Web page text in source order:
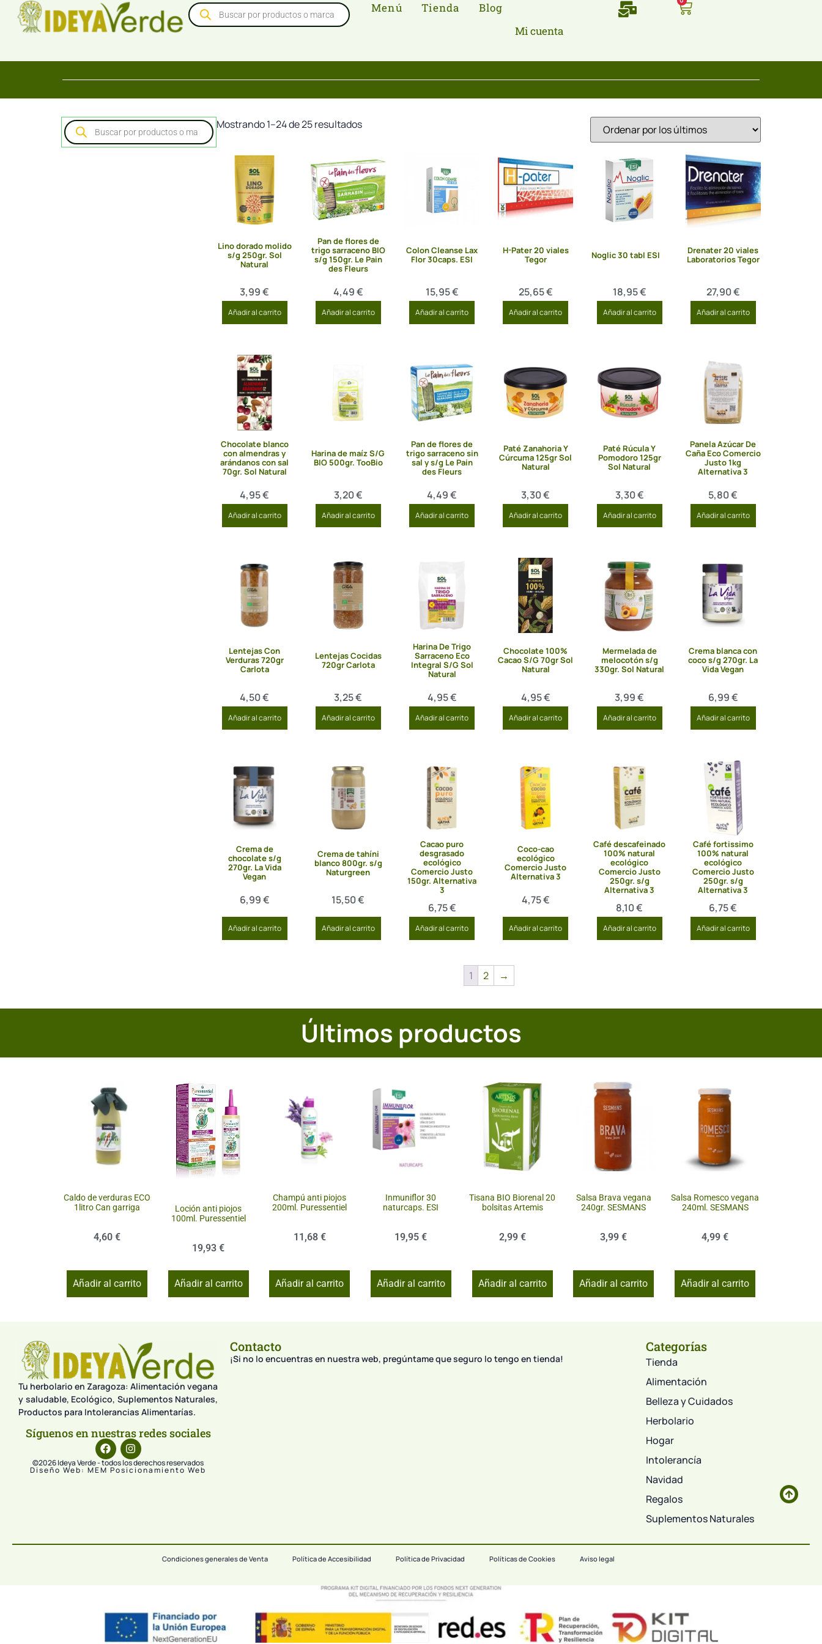
Menú Tienda
Blog
Mi cuenta
Mostrando 1–24 de 25 resultados
Lino dorado molido
s/g 250gr. Sol
Natural
3,99€
Añadir al carrito
Pan de flores de
trigo sarraceno BIO
s/g 150gr. Le Pain
des Fleurs
4,49€
Añadir al carrito
Colon Cleanse Lax
Flor 30caps. ESI
15,95€
Añadir al carrito
H-Pater 20 viales
Tegor
25,65€
Añadir al carrito
Noglic 30 tabl ESI
18,95€
Añadir al carrito
Drenater 20 viales
Laboratorios Tegor
27,90€
Añadir al carrito
Chocolate blanco
con almendras y
arándanos con sal
70gr. Sol Natural
4,95€
Añadir al carrito
Harina de maíz S/G
BIO 500gr. TooBio
3,20€
Añadir al carrito
Pan de flores de
trigo sarraceno sin
sal y s/g Le Pain
des Fleurs
4,49€
Añadir al carrito
Paté Zanahoria Y
Cúrcuma 125gr Sol
Natural
3,30€
Añadir al carrito
Paté Rúcula Y
Pomodoro 125gr
Sol Natural
3,30€
Añadir al carrito
Panela Azúcar De
Caña Eco Comercio
Justo 1kg
Alternativa 3
5,80€
Añadir al carrito
Lentejas Con
Verduras 720gr
Carlota
4,50€
Añadir al carrito
Lentejas Cocidas
720gr Carlota
3,25€
Añadir al carrito
Harina De Trigo
Sarraceno Eco
Integral S/G Sol
Natural
4,95€
Añadir al carrito
Chocolate 100%
Cacao S/G 70gr Sol
Natural
4,95€
Añadir al carrito
Mermelada de
melocotón s/g
330gr. Sol Natural
3,99€
Añadir al carrito
Crema blanca con
coco s/g 270gr. La
Vida Vegan
6,99€
Añadir al carrito
Crema de
chocolate s/g
270gr. La Vida
Vegan
6,99€
Añadir al carrito
Crema de tahíni
blanco 800gr. s/g
Naturgreen
15,50€
Añadir al carrito
Cacao puro
desgrasado
ecológico
Comercio Justo
150gr. Alternativa
3
6,75€
Añadir al carrito
Coco-cao
ecológico
Comercio Justo
Alternativa 3
4,75€
Añadir al carrito
Café descafeinado
100% natural
ecológico
Comercio Justo
250gr. s/g
Alternativa 3
8,10€
Añadir al carrito
Café fortissimo
100% natural
ecológico
Comercio Justo
250gr. s/g
Alternativa 3
6,75€
Añadir al carrito
1 2 →
Últimos productos
Caldo de verduras ECO
1litro Can garriga
4,60 €
Añadir al carrito
Loción anti piojos
100ml. Puressentiel
19,93€
Añadir al carrito
Champú anti piojos
200ml. Puressentiel
11,68 €
Añadir al carrito
Inmuniflor 30
naturcaps. ESI
19,95€
Añadir al carrito
Tisana BIO Biorenal 20
bolsitas Artemis
2,99 €
Añadir al carrito
Salsa Brava vegana
240gr. SESMANS
3,99€
Añadir al carrito
Salsa Romesco vegana
240ml. SESMANS
4,99€
Añadir al carrito
Tu herbolario en Zaragoza: Alimentación vegana
y saludable, Ecológico, Suplementos Naturales,
Productos para Intolerancias Alimentarías.
Síguenos en nuestras redes sociales
©2026 Ideya Verde - todos los derechos reservados
Diseño Web: MEM Posicionamiento Web
Contacto
¡Si no lo encuentras en nuestra web, pregúntame que seguro lo tengo en tienda!
Categorías
Tienda
Alimentación
Belleza y Cuidados
Herbolario
Hogar
Intolerancía
Navidad
Regalos
Suplementos Naturales
Condiciones generales de Venta Política de Accesibilidad Política de Privacidad Políticas de Cookies Aviso legal